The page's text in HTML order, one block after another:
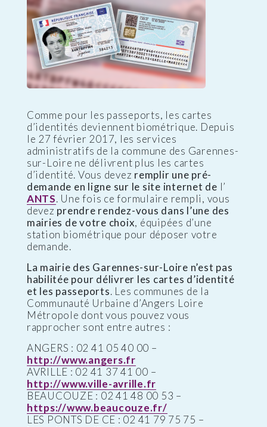
Comme pour les passeports, les cartes
d’identités deviennent biométrique. Depuis
le 27 février 2017, les services
administratifs de la commune des Garennes-
sur-Loire ne délivrent plus les cartes
d’identité. Vous devez remplir une pré-
demande en ligne sur le site internet de l’
ANTS. Une fois ce formulaire rempli, vous
devez prendre rendez-vous dans l’une des
mairies de votre choix, équipées d’une
station biométrique pour déposer votre
demande.
La mairie des Garennes-sur-Loire n’est pas
habilitée pour délivrer les cartes d’identité
et les passeports. Les communes de la
Communauté Urbaine d’Angers Loire
Métropole dont vous pouvez vous
rapprocher sont entre autres :
ANGERS : 02 41 05 40 00 –
http://www.angers.fr
AVRILLE : 02 41 37 41 00 –
http://www.ville-avrille.fr
BEAUCOUZE : 02 41 48 00 53 –
https://www.beaucouze.fr/
LES PONTS DE CE : 02 41 79 75 75 –